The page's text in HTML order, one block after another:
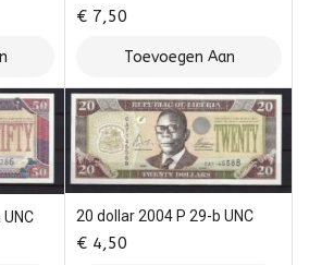
€ 7,50
Toevoegen Aan
Winkelwagen
20 dollar 2004 P 29-b UNC
€ 4,50